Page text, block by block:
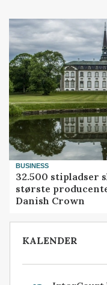
BUSINESS
32.500 stipladser
største
Danish Crown
KALENDER